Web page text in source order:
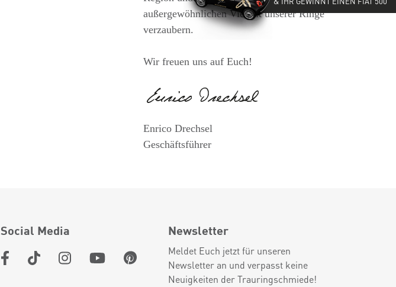
außergewöhnlichen Vielfalt unserer Ringe
verzaubern.
Wir freuen uns auf Euch!
Enrico Drechsel
Geschäftsführer
Social Media Newsletter
Meldet Euch jetzt für unseren
Newsletter an und verpasst keine
Neuigkeiten der Trauringschmiede!